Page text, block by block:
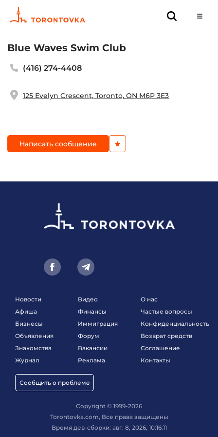
Blue Waves Swim Club
(416) 274-4408
125 Evelyn Crescent, Toronto, ON M6P 3E3
Написать сообщение
Новости
Афиша
Бизнесы
Объявления
Знакомства
Журнал
Сообщить о проблеме
Видео
Финансы
Иммиграция
Форум
Вакансии
Реклама
О нас
Частые вопросы
Конфиденциальность
Возврат средств
Соглашение
Контакты
Copyright © 1999-2026
Torontovka.com, Все права защищены
Время дев-сборки: авг. 8, 2026, 10:16:11